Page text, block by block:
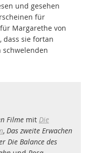
und gesehen
für
Margarethe von
dass sie fortan
schwelenden
Filme mit Die
, Das zweite Erwachen
Die Balance des